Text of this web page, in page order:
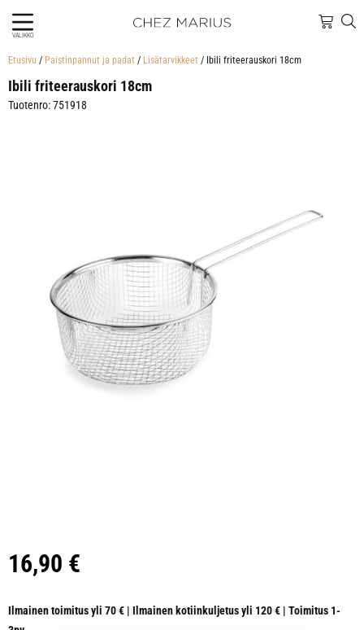
VALIKKO
Etusivu / Paistinpannut ja padat / Lisätarvikkeet / Ibili friteerauskori 18cm
Ibili friteerauskori 18cm
Tuotenro: 751918
16,90 €
Ilmainen toimitus yli 70 € | Ilmainen kotiinkuljetus yli 120 € | Toimitus 1-